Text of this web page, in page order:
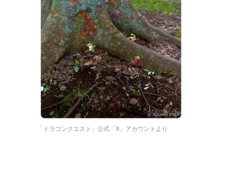
「ドラゴンクエスト」公式「X」アカウントより